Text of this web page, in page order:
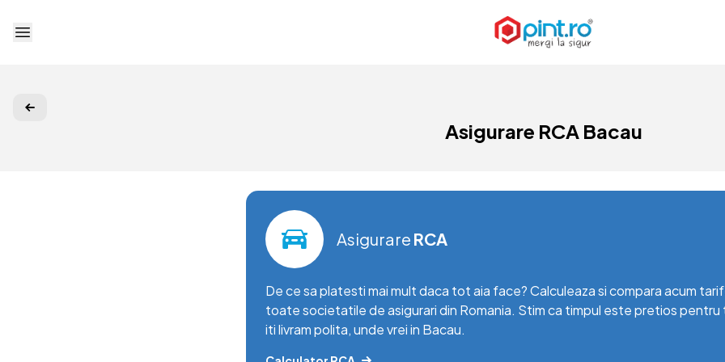
Deschide meniu
Asigurare RCA Bacau
Asigurare RCA
De ce sa platesti mai mult daca tot aia face? Calculeaza si compara acum
toate societatile de asigurari din Romania. Stim ca timpul este pretios pentru
iti livram polita, unde vrei in Bacau.